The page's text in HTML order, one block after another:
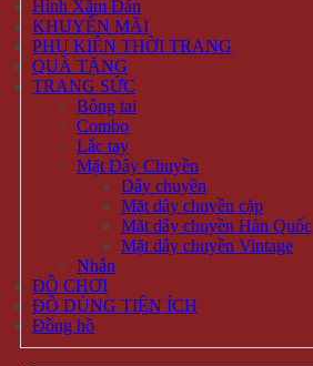
Hình Xăm Dán
KHUYẾN MÃI
PHỤ KIỆN THỜI TRANG
QUÀ TẶNG
TRANG SỨC
Bông tai
Combo
Lắc tay
Mặt Dây Chuyền
Dây chuyền
Mặt dây chuyền cặp
Mặt dây chuyền Hàn Quốc
Mặt dây chuyền Vintage
Nhẫn
ĐỒ CHƠI
ĐỒ DÙNG TIỆN ÍCH
Đồng hồ